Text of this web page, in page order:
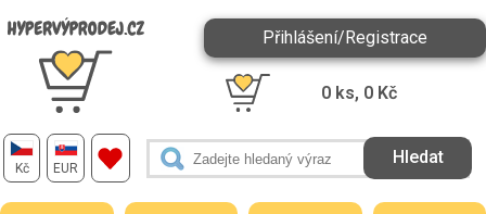
Kč EUR
Přihlášení/Registrace
0 ks, 0 Kč